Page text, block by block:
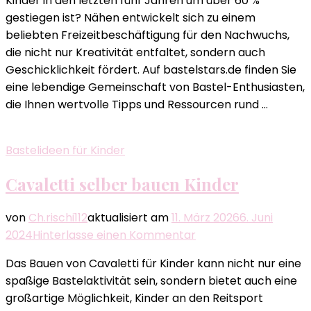
Spass
Hobby
für
Kinder
–
Nähen
gestiegen ist? Nähen entwickelt sich zu einem
beliebten Freizeitbeschäftigung für den Nachwuchs,
die nicht nur Kreativität entfaltet, sondern auch
Geschicklichkeit fördert. Auf bastelstars.de finden Sie
eine lebendige Gemeinschaft von Bastel-Enthusiasten,
die Ihnen wertvolle Tipps und Ressourcen rund …
Bastelideen für Kinder
Cavaletti selber bauen Kinder
von Ch.rischi112aktualisiert am11. März 20266. Juni
2024Hinterlasse einen Kommentar
selber
bauen
Kinder
Das Bauen von Cavaletti für Kinder kann nicht nur eine
spaßige Bastelaktivität sein, sondern bietet auch eine
großartige Möglichkeit, Kinder an den Reitsport